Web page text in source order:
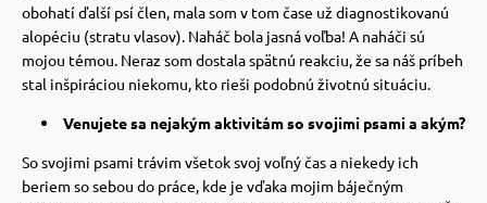
so psom
obohatí ďalší psí člen, mala som v tom čase už diagnostikovanú
alopéciu (stratu vlasov). Naháč bola jasná voľba! A naháči sú
mojou témou. Neraz som dostala spätnú reakciu, že sa náš príbeh
stal inšpiráciou niekomu, kto rieši podobnú životnú situáciu.
Venujete sa nejakým aktivitám so svojimi psami a akým?
So svojimi psami trávim všetok svoj voľný čas a niekedy ich
beriem so sebou do práce, kde je vďaka mojim báječným